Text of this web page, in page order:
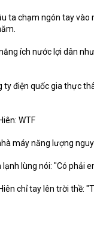
ta chạm ngón tay vào
ích nước lợi dân
ty điện quốc gia thực
WTF
máy năng lượng
lạnh lùng nói: "Có phải
chỉ tay lên trời thề: